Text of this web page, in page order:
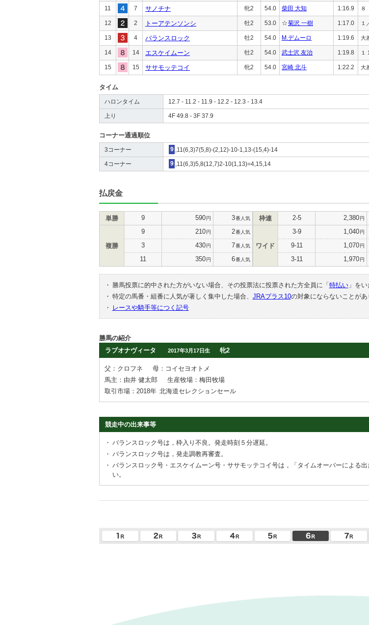
11 7 サノチナ 牝2 54.0 柴田 大知 1:16.9 ８
12 2 トーアテンソンシ 牡2 53.0 ☆菊沢 一樹 1:17.0 １
13 4 バランスロック 牡2 54.0 M.デムーロ 1:19.6 大
14 14 エスケイムーン 牡2 54.0 武士沢 友治 1:19.8 １
15 15 ササモッテコイ 牝2 54.0 宮崎 北斗 1:22.2 大
タイム
ハロンタイム 12.7 - 11.2 - 11.9 - 12.2 - 12.3 - 13.4
上り 4F 49.8 - 3F 37.9
コーナー通過順位
3コーナー 9 ,11(6,3)7(5,8)-(2,12)-10-1,13-(15,4)-14
4コーナー 9 ,11(6,3)5,8(12,7)2-10(1,13)=4,15,14
払戻金
単勝 9 590円 3番人気
複勝
9 210円 2番人気
3 430円 7番人気
11 350円 6番人気
枠連 2-5 2,380円
ワイド
3-9 1,040円
9-11 1,070円
3-11 1,970円
・ 勝馬投票に的中された方がいない場合、その投票法に投票された方全員に「 特払い」をい
・ 特定の馬番・組番に人気が著しく集中した場合、 JRAプラス10の対象にならないことがあ
・
レースや騎手等につく記号
勝馬の紹介
ラブオナヴィータ
2017年3月17日生 牝2
父：クロフネ
母：コイセヨオトメ
馬主：由井 健太郎
生産牧場：梅田牧場
取引市場：2018年 北海道セレクションセール
競走中の出来事等
・ バランスロック号は，枠入り不良。発走時刻５分遅延。
・ バランスロック号は，発走調教再審査。
・ バランスロック号・エスケイムーン号・ササモッテコイ号は，「タイムオーバーによる
い。